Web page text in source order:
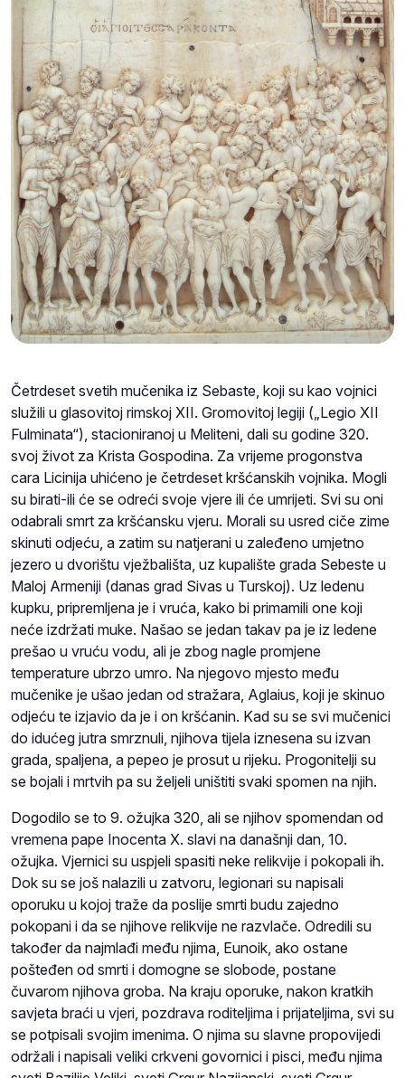
Četrdeset svetih mučenika iz Sebaste, koji su kao vojnici
služili u glasovitoj rimskoj XII. Gromovitoj legiji („Legio XII
Fulminata“), stacioniranoj u Meliteni, dali su godine 320.
svoj život za Krista Gospodina. Za vrijeme progonstva
cara Licinija uhićeno je četrdeset kršćanskih vojnika. Mogli
su birati-ili će se odreći svoje vjere ili će umrijeti. Svi su oni
odabrali smrt za kršćansku vjeru. Morali su usred ciče zime
skinuti odjeću, a zatim su natjerani u zaleđeno umjetno
jezero u dvorištu vježbališta, uz kupalište grada Sebeste u
Maloj Armeniji (danas grad Sivas u Turskoj). Uz ledenu
kupku, pripremljena je i vruća, kako bi primamili one koji
neće izdržati muke. Našao se jedan takav pa je iz ledene
prešao u vruću vodu, ali je zbog nagle promjene
temperature ubrzo umro. Na njegovo mjesto među
mučenike je ušao jedan od stražara, Aglaius, koji je skinuo
odjeću te izjavio da je i on kršćanin. Kad su se svi mučenici
do idućeg jutra smrznuli, njihova tijela iznesena su izvan
grada, spaljena, a pepeo je prosut u rijeku. Progonitelji su
se bojali i mrtvih pa su željeli uništiti svaki spomen na njih.
Dogodilo se to 9. ožujka 320, ali se njihov spomendan od
vremena pape Inocenta X. slavi na današnji dan, 10.
ožujka. Vjernici su uspjeli spasiti neke relikvije i pokopali ih.
Dok su se još nalazili u zatvoru, legionari su napisali
oporuku u kojoj traže da poslije smrti budu zajedno
pokopani i da se njihove relikvije ne razvlače. Odredili su
također da najmlađi među njima, Eunoik, ako ostane
pošteđen od smrti i domogne se slobode, postane
čuvarom njihova groba. Na kraju oporuke, nakon kratkih
savjeta braći u vjeri, pozdrava roditeljima i prijateljima, svi su
se potpisali svojim imenima. O njima su slavne propovijedi
održali i napisali veliki crkveni govornici i pisci, među njima